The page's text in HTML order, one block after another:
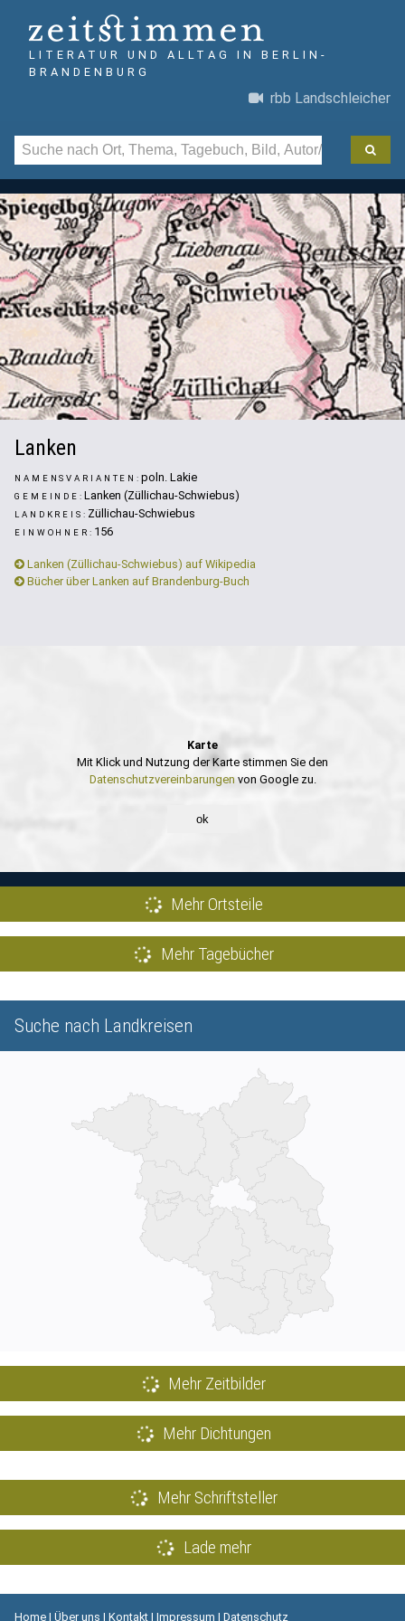
LITERATUR UND ALLTAG IN BERLIN-
BRANDENBURG
rbb Landschleicher
Lanken
NAMENSVARIANTEN:poln. Lakie
GEMEINDE: Lanken (Züllichau-Schwiebus)
LANDKREIS: Züllichau-Schwiebus
EINWOHNER: 156
Lanken (Züllichau-Schwiebus) auf Wikipedia
Bücher über Lanken auf Brandenburg-Buch
Karte
Mit Klick und Nutzung der Karte stimmen Sie den
Datenschutzvereinbarungen von Google zu.
ok
Mehr Ortsteile
Mehr Tagebücher
Suche nach Landkreisen
Mehr Zeitbilder
Mehr Dichtungen
Mehr Schriftsteller
Lade mehr
Home | Über uns | Kontakt | Impressum | Datenschutz